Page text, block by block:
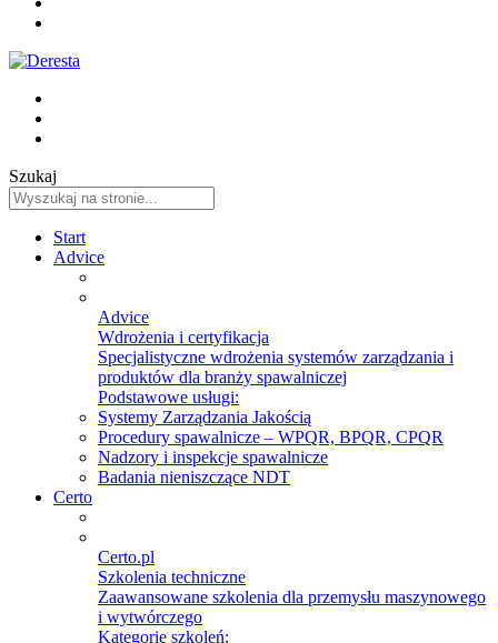
Szukaj
Start
Advice
Advice
Wdrożenia i certyfikacja
Specjalistyczne wdrożenia systemów zarządzania i
produktów dla branży spawalniczej
Podstawowe usługi:
Systemy Zarządzania Jakością
Procedury spawalnicze – WPQR, BPQR, CPQR
Nadzory i inspekcje spawalnicze
Badania nieniszczące NDT
Certo
Certo.pl
Szkolenia techniczne
Zaawansowane szkolenia dla przemysłu maszynowego
i wytwórczego
Kategorie szkoleń: